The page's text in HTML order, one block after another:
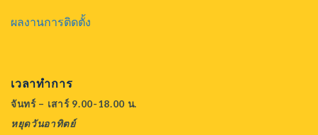
ผลงานการติดตั้ง
เวลาทำการ
จันทร์ – เสาร์ 9.00-18.00 น.
หยุดวันอาทิตย์